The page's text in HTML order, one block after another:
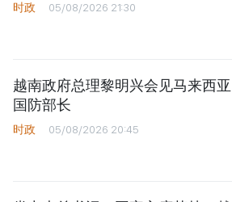
时政 05/08/2026 21:30
越南政府总理黎明兴会见马来西亚
国防部长
时政 05/08/2026 20:45